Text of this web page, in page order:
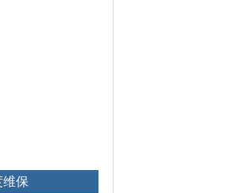
维保